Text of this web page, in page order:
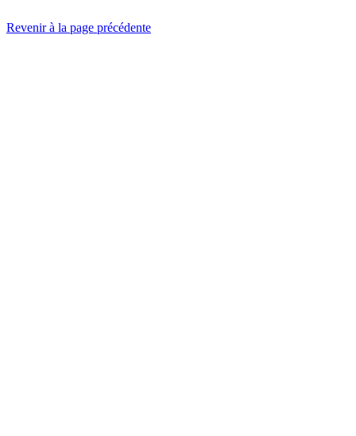
Revenir à la page précédente